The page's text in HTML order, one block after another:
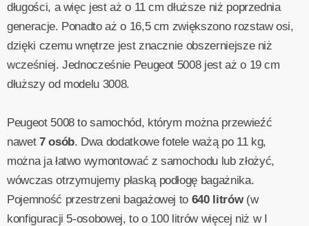
długości, a więc jest aż o 11 cm dłuższe niż poprzednia
generacje. Ponadto aż o 16,5 cm zwiększono rozstaw osi,
dzięki czemu wnętrze jest znacznie obszerniejsze niż
wcześniej. Jednocześnie Peugeot 5008 jest aż o 19 cm
dłuższy od modelu 3008.
Peugeot 5008 to samochód, którym można przewieźć
nawet 7 osób. Dwa dodatkowe fotele ważą po 11 kg,
można ja łatwo wymontować z samochodu lub złożyć,
wówczas otrzymujemy płaską podłogę bagażnika.
Pojemność przestrzeni bagażowej to 640 litrów(w
konfiguracji 5-osobowej, to o 100 litrów więcej niż w I